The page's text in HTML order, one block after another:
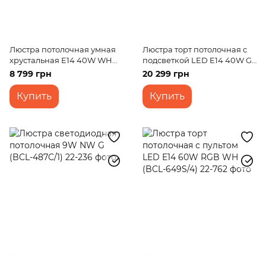
Люстра потолочная умная
хрустальная E14 40W WH
(BCL-623C/9)
8 799 грн
Купить
Люстра торт потолочная с
подсветкой LED E14 40W G
(BCL-631C/9)
20 299 грн
Купить